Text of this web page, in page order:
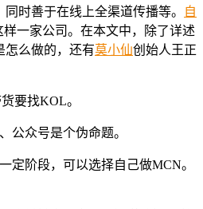
时善于在线上全渠道传播等。
自
样一家公司。在本文中，除了详述
怎么做的，还有莫小仙创始人王正
要找KOL。
公众号是个伪命题。
定阶段，可以选择自己做MCN。